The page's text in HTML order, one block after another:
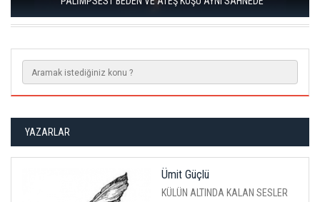
YAZARLAR
Ümit Güçlü
KÜLÜN ALTINDA KALAN SESLER